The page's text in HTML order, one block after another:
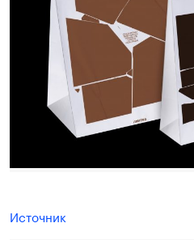
Источник